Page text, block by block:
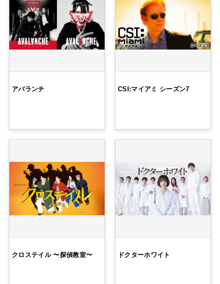
アバランチ CSI:マイアミ シーズン7
クロステイル 〜探偵教室〜 ドクターホワイト